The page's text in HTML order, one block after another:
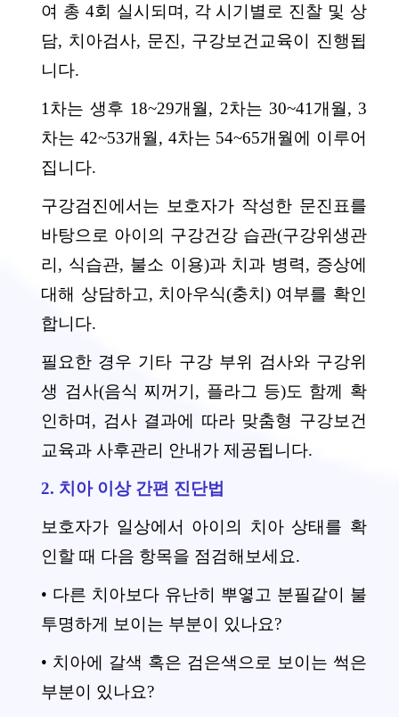
여 총 4회 실시되며, 각 시기별로 진찰 및 상
담, 치아검사, 문진, 구강보건교육이 진행됩
니다.
1차는 생후 18~29개월, 2차는 30~41개월, 3
차는 42~53개월, 4차는 54~65개월에 이루어
집니다.
구강검진에서는 보호자가 작성한 문진표를
바탕으로 아이의 구강건강 습관(구강위생관
리, 식습관, 불소 이용)과 치과 병력, 증상에
대해 상담하고, 치아우식(충치) 여부를 확인
합니다.
필요한 경우 기타 구강 부위 검사와 구강위
생 검사(음식 찌꺼기, 플라그 등)도 함께 확
인하며, 검사 결과에 따라 맞춤형 구강보건
교육과 사후관리 안내가 제공됩니다.
2. 치아 이상 간편 진단법
보호자가 일상에서 아이의 치아 상태를 확
인할 때 다음 항목을 점검해보세요.
• 다른 치아보다 유난히 뿌옇고 분필같이 불
투명하게 보이는 부분이 있나요?
• 치아에 갈색 혹은 검은색으로 보이는 썩은
부분이 있나요?